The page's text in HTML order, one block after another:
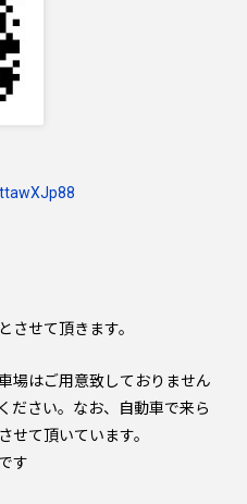
せて頂きます。
場はご用意致しておりません
ださい。なお、自動車で来ら
せて頂いています。
す